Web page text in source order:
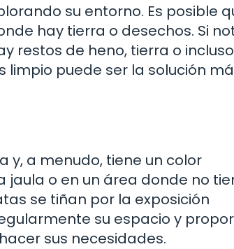
su entorno. Es posible
hay tierra o desechos. Si
restos de heno, tierra o
limpio puede ser la solución
y, a menudo, tiene un color
jaula o en un área donde no
se tiñan por la exposición
su espacio y
sus necesidades.